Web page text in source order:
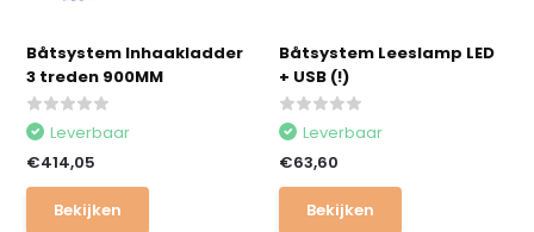
Båtsystem Inhaakladder
3 treden 900MM
Leverbaar
€414,05
Bekijken
Båtsystem Leeslamp LED
+ USB (!)
Leverbaar
€63,60
Bekijken